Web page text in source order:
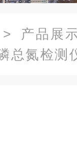
> 产品展
总氮检测